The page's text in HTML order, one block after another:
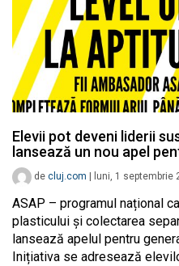
Elevii pot deveni liderii
lansează un nou apel
de cluj.com luni, 1 septembrie
ASAP – programul național
plasticului și colectarea
lansează apelul pentru
Inițiativa se adresează